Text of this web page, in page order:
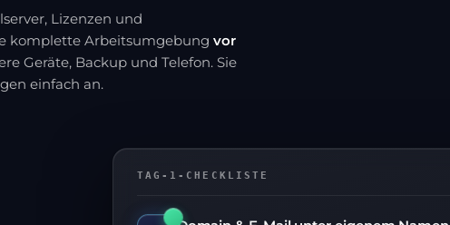
Lizenzen und
komplette Arbeitsumgebung vor
Geräte, Backup und Telefon. Sie
einfach an.
TAG-1-CHECKLISTE